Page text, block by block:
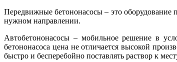
Передвижные бетононасосы – это оборудование
нужном направлении.
Автобетононасосы – мобильное решение в
бетононасоса цена не отличается высокой
быстро и бесперебойно поставлять раствор к